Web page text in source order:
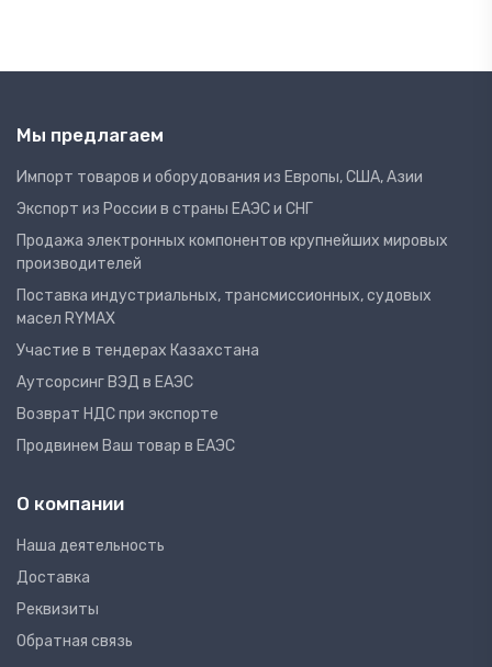
Мы предлагаем
Импорт товаров и оборудования из Европы, США, Азии
Экспорт из России в страны ЕАЭС и СНГ
Продажа электронных компонентов крупнейших мировых
производителей
Поставка индустриальных, трансмиссионных, судовых
масел RYMAX
Участие в тендерах Казахстана
Аутсорсинг ВЭД в ЕАЭС
Возврат НДС при экспорте
Продвинем Ваш товар в ЕАЭС
О компании
Наша деятельность
Доставка
Реквизиты
Обратная связь